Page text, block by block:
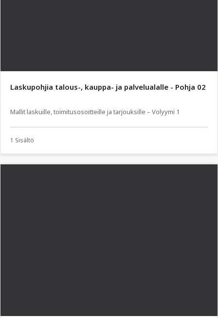
Laskupohjia talous-, kauppa- ja palvelualalle - Pohja 02
Mallit laskuille, toimitusosoitteille ja tarjouksille – Volyymi 1
1 Sisältö